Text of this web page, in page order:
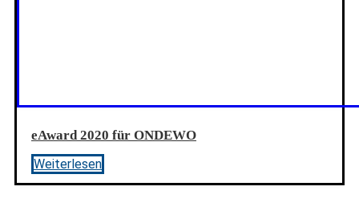
eAward 2020 für ONDEWO
Weiterlesen